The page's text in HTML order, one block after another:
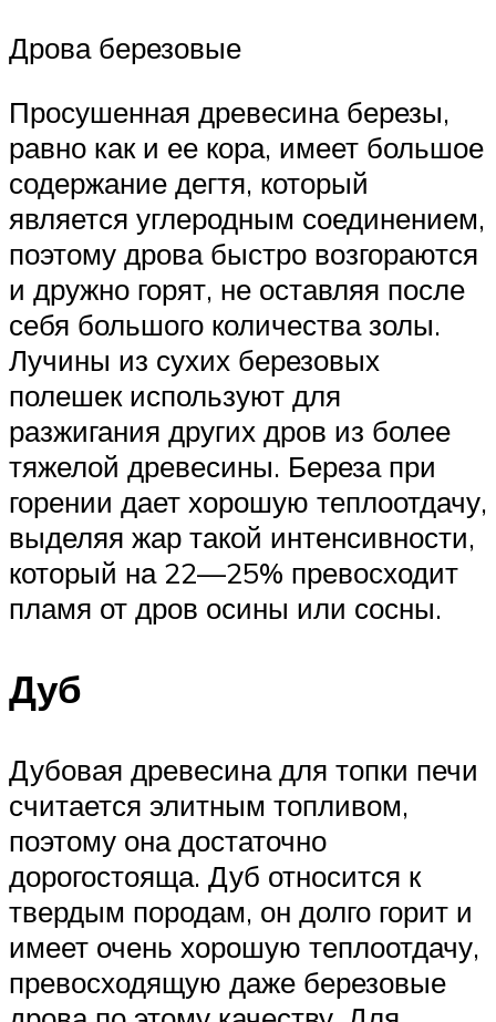
Дрова березовые
Просушенная древесина березы,
равно как и ее кора, имеет большое
содержание дегтя, который
является углеродным соединением,
поэтому дрова быстро возгораются
и дружно горят, не оставляя после
себя большого количества золы.
Лучины из сухих березовых
полешек используют для
разжигания других дров из более
тяжелой древесины. Береза при
горении дает хорошую теплоотдачу,
выделяя жар такой интенсивности,
который на 22—25% превосходит
пламя от дров осины или сосны.
Дуб
Дубовая древесина для топки печи
считается элитным топливом,
поэтому она достаточно
дорогостояща. Дуб относится к
твердым породам, он долго горит и
имеет очень хорошую теплоотдачу,
превосходящую даже березовые